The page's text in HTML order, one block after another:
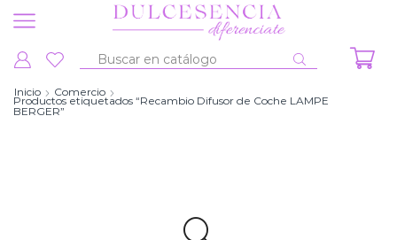
Entrada
búsqueda
Inicio Comercio
Productos etiquetados “Recambio Difusor de Coche LAMPE
BERGER”